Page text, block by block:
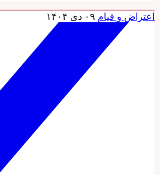
اعتراض و قیام ۰۹ دی ۱۴۰۴